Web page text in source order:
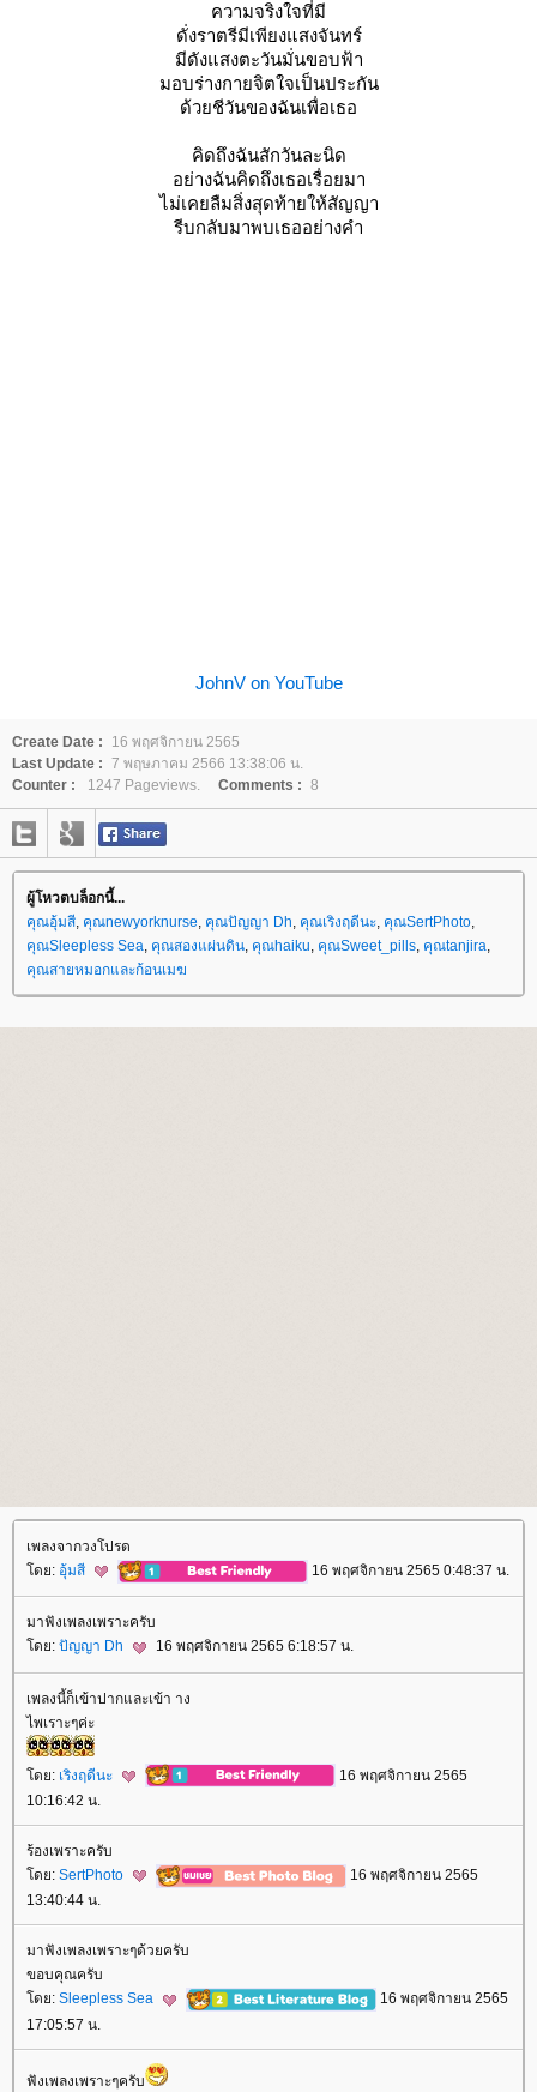
ความจริงใจที่มี
ดั่งราตรีมีเพียงแสงจันทร์
มีดังแสงตะวันมั่นขอบฟ้า
มอบร่างกายจิตใจเป็นประกัน
ด้วยชีวันของฉันเพื่อเธอ
คิดถึงฉันสักวันละนิด
อย่างฉันคิดถึงเธอเรื่อยมา
ไม่เคยลืมสิ่งสุดท้ายให้สัญญา
รีบกลับมาพบเธออย่างคำ
JohnV on YouTube
Create Date :
16 พฤศจิกายน 2565
Last Update : 7 พฤษภาคม 2566 13:38:06 น.
Counter :
1247 Pageviews. Comments : 8
ผู้โหวตบล็อกนี้...
คุณอุ้มสี, คุณnewyorknurse, คุณปัญญา Dh, คุณเริงฤดีนะ, คุณSertPhoto,
คุณSleepless Sea, คุณสองแผ่นดิน, คุณhaiku, คุณSweet_pills, คุณtanjira,
คุณสายหมอกและก้อนเมฆ
เพลงจากวงโปรด
ดย: อุ้มสี 16 พฤศจิกายน 2565 0:48:37 น.
มาฟังเพลงเพราะครับ
ดย: ปัญญา Dh 16 พฤศจิกายน 2565 6:18:57 น.
เพลงนี้ก็เข้าปากและเข้า าง
ไพเราะๆค่ะ
ดย: เริงฤดีนะ
16 พฤศจิกายน 2565
10:16:42 น.
ร้องเพราะครับ
ดย: SertPhoto
16 พฤศจิกายน 2565
13:40:44 น.
มาฟังเพลงเพราะๆด้วยครับ
ขอบคุณครับ
ดย: Sleepless Sea
16 พฤศจิกายน 2565
17:05:57 น.
ฟังเพลงเพราะๆครับ